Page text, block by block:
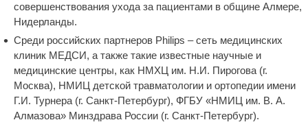
совершенствования ухода за пациентами в общине Алмере,
Нидерланды.
Среди российских партнеров Philips – сеть медицинских
клиник МЕДСИ, а также такие известные научные и
медицинские центры, как НМХЦ им. Н.И. Пирогова (г.
Москва), НМИЦ детской травматологии и ортопедии имени
Г.И. Турнера (г. Санкт-Петербург), ФГБУ «НМИЦ им. В. А.
Алмазова» Минздрава России (г. Санкт-Петербург).